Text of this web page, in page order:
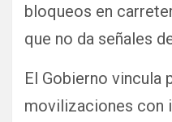
bloqueos en
que no da señales
El Gobierno vincula
movilizaciones con